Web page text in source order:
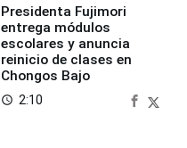
Presidenta Fujimori
entrega módulos
escolares y anuncia
reinicio de clases en
Chongos Bajo
access_time 2:10